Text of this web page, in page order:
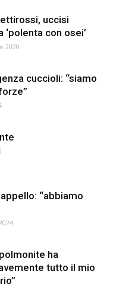
uccisi
con osei’
2020
cuccioli: “siamo
“abbiamo
ha
tutto il mio